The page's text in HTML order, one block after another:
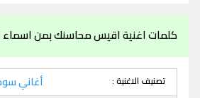
كلمات اغنية اقيس محاسنك بمن اسماء
تصنيف الاغنية : أغاني